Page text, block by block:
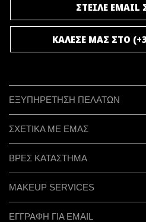
ΣΤΕΙΛΕ EMAIL
ΚΑΛΕΣΕ ΜΑΣ ΣΤΟ
ΕΞΥΠΗΡΕΤΗΣΗ ΠΕΛΑΤΩΝ
ΣΧΕΤΙΚΑ ΜΕ ΕΜΑΣ
ΒΡΕΣ ΚΑΤΑΣΤΗΜΑ
MAKEUP SERVICES
ΕΓΓΡΑΦΗ ΓΙΑ EMAIL